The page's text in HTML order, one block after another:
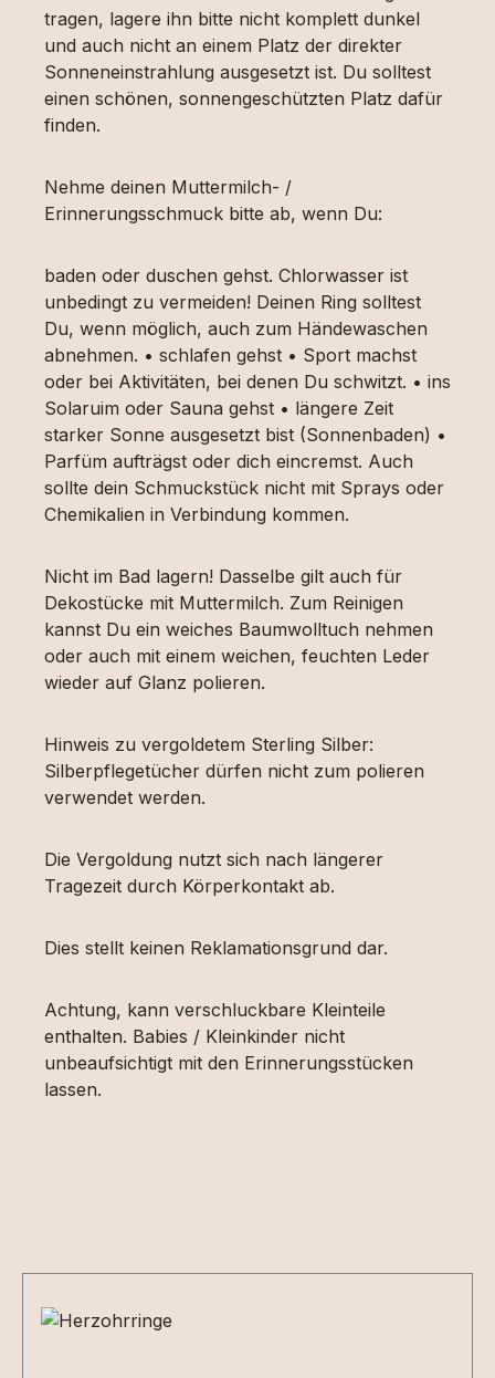
tragen, lagere ihn bitte nicht komplett dunkel
und auch nicht an einem Platz der direkter
Sonneneinstrahlung ausgesetzt ist. Du solltest
einen schönen, sonnengeschützten Platz dafür
finden.
Nehme deinen Muttermilch- /
Erinnerungsschmuck bitte ab, wenn Du:
baden oder duschen gehst. Chlorwasser ist
unbedingt zu vermeiden! Deinen Ring solltest
Du, wenn möglich, auch zum Händewaschen
abnehmen. • schlafen gehst • Sport machst
oder bei Aktivitäten, bei denen Du schwitzt. • ins
Solaruim oder Sauna gehst • längere Zeit
starker Sonne ausgesetzt bist (Sonnenbaden) •
Parfüm aufträgst oder dich eincremst. Auch
sollte dein Schmuckstück nicht mit Sprays oder
Chemikalien in Verbindung kommen.
Nicht im Bad lagern! Dasselbe gilt auch für
Dekostücke mit Muttermilch. Zum Reinigen
kannst Du ein weiches Baumwolltuch nehmen
oder auch mit einem weichen, feuchten Leder
wieder auf Glanz polieren.
Hinweis zu vergoldetem Sterling Silber:
Silberpflegetücher dürfen nicht zum polieren
verwendet werden.
Die Vergoldung nutzt sich nach längerer
Tragezeit durch Körperkontakt ab.
Dies stellt keinen Reklamationsgrund dar.
Achtung, kann verschluckbare Kleinteile
enthalten. Babies / Kleinkinder nicht
unbeaufsichtigt mit den Erinnerungsstücken
lassen.